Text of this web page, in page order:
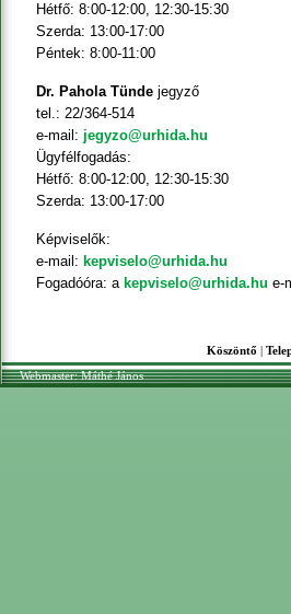
Hétfő: 8:00-12:00, 12:30-15:30
Szerda: 13:00-17:00
Péntek: 8:00-11:00
Dr. Pahola Tündejegyző
tel.: 22/364-514
e-mail: jegyzo@urhida.hu
Ügyfélfogadás:
Hétfő: 8:00-12:00, 12:30-15:30
Szerda: 13:00-17:00
Képviselők:
e-mail: kepviselo@urhida.hu
Fogadóóra: a kepviselo@urhida.hu e-
Köszöntő |
Webmaster: Máthé János